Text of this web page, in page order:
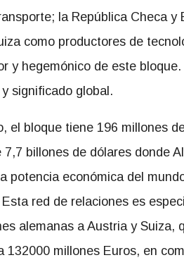
la República Checa
como productores de
y hegemónico de este
significado global.
el bloque tiene 196 millones
7,7 billones de dólares donde
potencia económica del
red de relaciones es
alemanas a Austria y Suiza,
132000 millones Euros, en